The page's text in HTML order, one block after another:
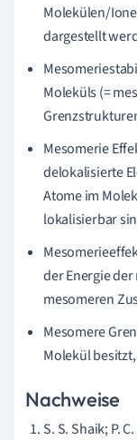
Molekülen/
dargestellt
Moleküls (=
Mesomerie
delokalisierte
Atome im
lokalisierbar
der Energie
mesomeren
Mesomere
Molekül
Nachweise
S. S. Shaik; P.